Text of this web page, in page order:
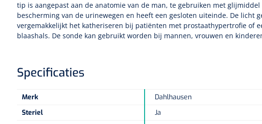
tip is aangepast aan de anatomie van de man, te gebruiken met
bescherming van de urinewegen en heeft een gesloten uiteinde. De licht
vergemakkelijkt het katheriseren bij patiënten met prostaathypertrofie of
blaashals. De sonde kan gebruikt worden bij mannen, vrouwen en
Specificaties
Merk
Dahlhausen
Steriel
Ja